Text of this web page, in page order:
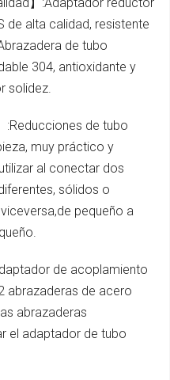
de alta calidad, resistente
de tubo
304, antioxidante y
solidez.
:Reducciones de tubo
muy práctico y
al conectar dos
sólidos o
pequeño a
de acoplamiento
abrazaderas de acero
abrazaderas
el adaptador de tubo